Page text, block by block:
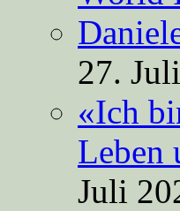
27.
«Ich
Leben
Juli